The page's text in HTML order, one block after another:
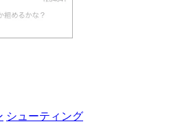
シューティング